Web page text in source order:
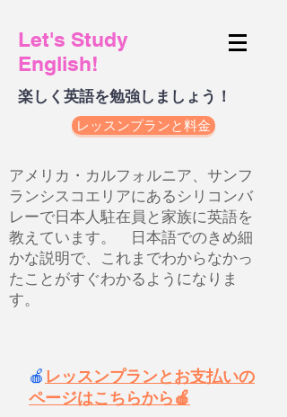
Let's Study
English!
楽しく英語を勉強しましょう！
レッスンプランと料金
アメリカ・カルフォルニア、サンフ
ランシスコエリアにあるシリコンバ
レーで日本人駐在員と家族に英語を
教えています。 日本語でのきめ細
かな説明で、これまでわからなかっ
たことがすぐわかるようになりま
す。
🍎 レッスンプランとお支払いの
ページはこちらから🍎